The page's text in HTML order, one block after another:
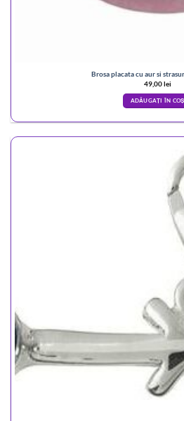
Brosa placata cu aur si
49,00lei
ADĂUGAȚI ÎN COȘ